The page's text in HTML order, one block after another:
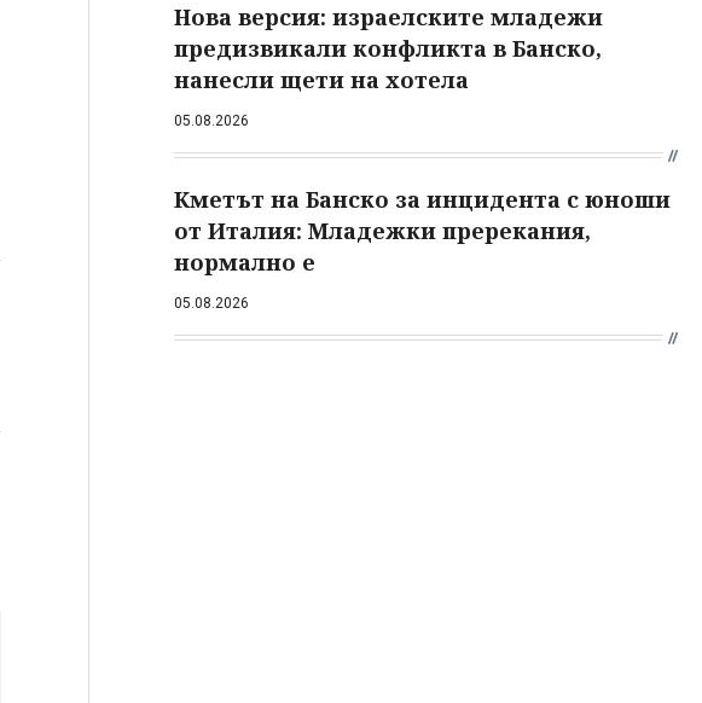
Нова версия: израелските младежи
предизвикали конфликта в Банско,
нанесли щети на хотела
05.08.2026
Кметът на Банско за инцидента с юноши
от Италия: Младежки пререкания,
нормално е
05.08.2026